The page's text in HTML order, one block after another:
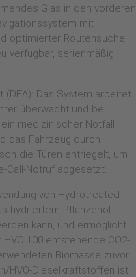
Glas in den vorderen
mit
optimierter Routensuche.
verfügbar, serienmäßig
Das System arbeitet
überwacht und bei
medizinischer Notfall
das Fahrzeug durch
die Türen entriegelt, um
Call-Notruf abgesetzt.
von Hydrotreated
hydriertem Pflanzenöl
kann, und ermöglicht
100 entstehende CO2-
Biomasse zuvor
HVO-Dieselkraftstoffen ist